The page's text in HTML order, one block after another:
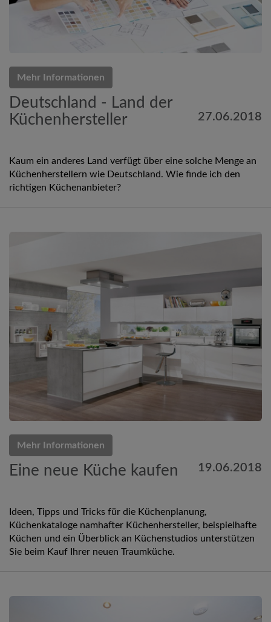
Mehr Informationen
Deutschland - Land der
Küchenhersteller
27.06.2018
Kaum ein anderes Land verfügt über eine solche Menge an
Küchenherstellern wie Deutschland. Wie finde ich den
richtigen Küchenanbieter?
Mehr Informationen
Eine neue Küche kaufen 19.06.2018
Ideen, Tipps und Tricks für die Küchenplanung,
Küchenkataloge namhafter Küchenhersteller, beispielhafte
Küchen und ein Überblick an Küchenstudios unterstützen
Sie beim Kauf Ihrer neuen Traumküche.